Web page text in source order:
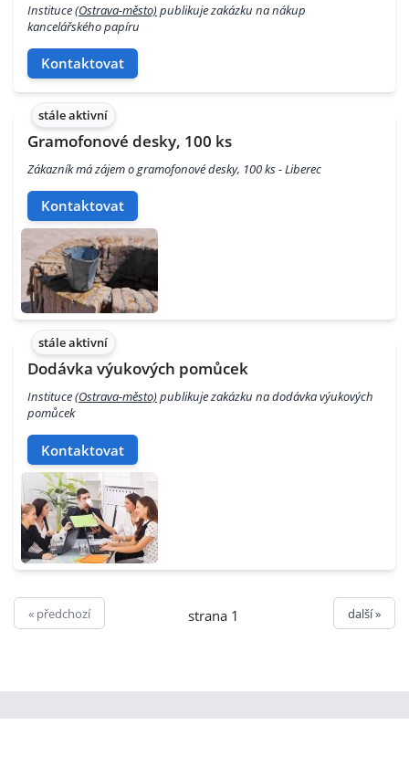
Instituce(Ostrava-město)publikuje zakázku na nákup
kancelářského papíru
Kontaktovat
stále aktivní
Gramofonové desky, 100 ks
Zákazník má zájem o gramofonové desky, 100 ks - Liberec
Kontaktovat
stále aktivní
Dodávka výukových pomůcek
Instituce(Ostrava-město)publikuje zakázku na dodávka výukových
pomůcek
Kontaktovat
« předchozí strana 1 další »